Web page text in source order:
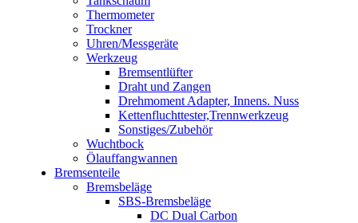
Thermometer
Trockner
Uhren/Messgeräte
Werkzeug
Bremsentlüfter
Draht und Zangen
Drehmoment Adapter, Innens. Nuss
Kettenfluchttester,Trennwerkzeug
Sonstiges/Zubehör
Wuchtbock
Ölauffangwannen
Bremsenteile
Bremsbeläge
SBS-Bremsbeläge
DC Dual Carbon